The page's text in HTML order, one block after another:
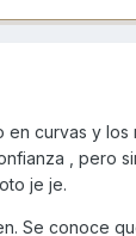
curvas y
, pero
je je.
Se conoce